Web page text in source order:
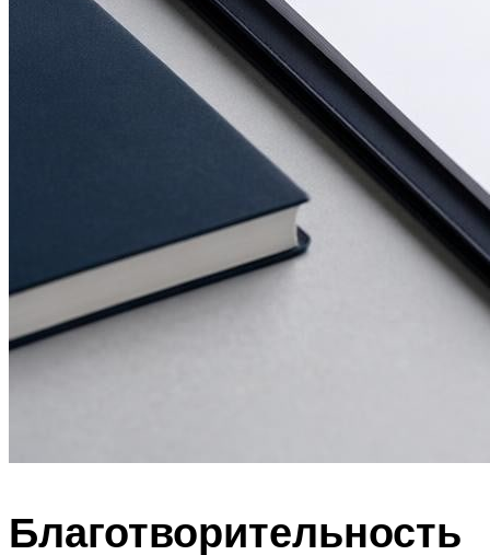
Благотворительность